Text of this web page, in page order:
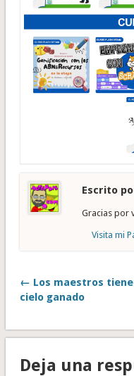
Escrito
Gracias por
Visita mi
← Los maestros
cielo ganado
Deja una